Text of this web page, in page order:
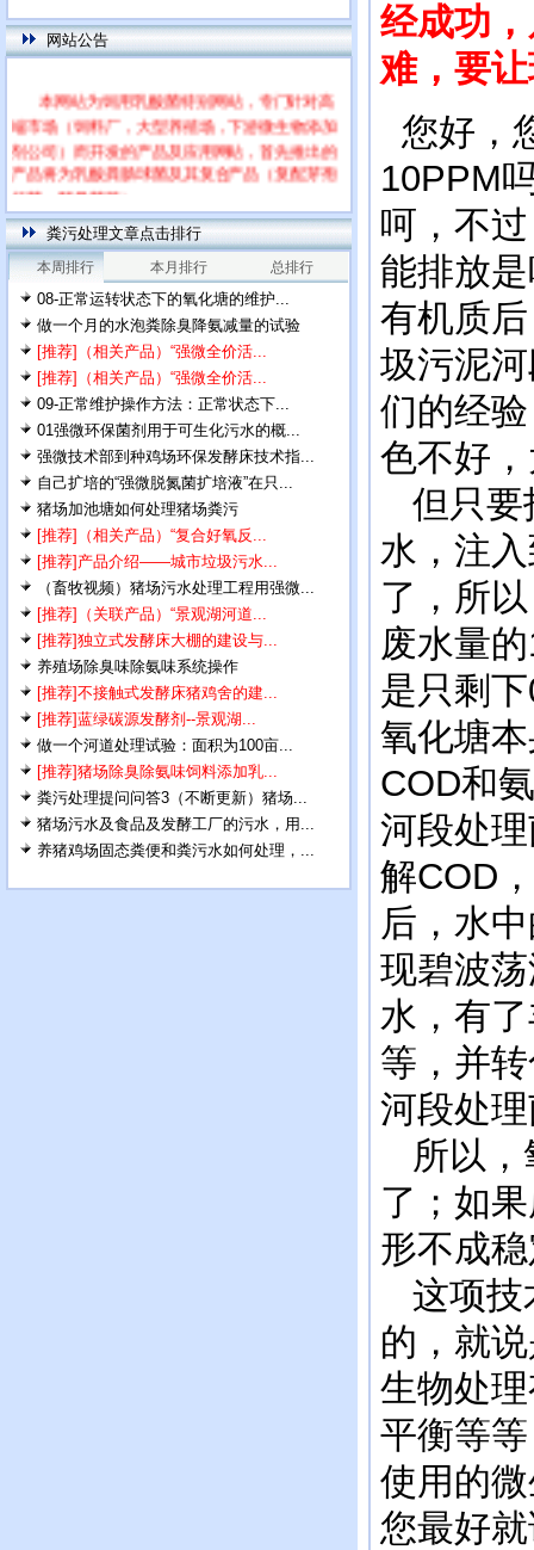
网站公告
本网站为饲用乳酸菌特别网站，专门针对高
端市场（饲料厂，大型养殖场，下游微生物添加
剂公司）而开发的产品及应用网站，首先推出的
产品将为乳酸粪肠球菌及其复合产品（复配芽孢
杆菌，酵母菌等）
每篇文章下面的网友评论只显示5条，要想看
全部评论，请点击网友评论框右上角的“更多”
粪污处理文章点击排行
本周排行 本月排行 总排行
08-正常运转状态下的氧化塘的维护...
做一个月的水泡粪除臭降氨减量的试验
[推荐]（相关产品）“强微全价活...
[推荐]（相关产品）“强微全价活...
09-正常维护操作方法：正常状态下...
01强微环保菌剂用于可生化污水的概...
强微技术部到种鸡场环保发酵床技术指...
自己扩培的“强微脱氮菌扩培液”在只...
猪场加池塘如何处理猪场粪污
[推荐]（相关产品）“复合好氧反...
[推荐]产品介绍——城市垃圾污水...
（畜牧视频）猪场污水处理工程用强微...
[推荐]（关联产品）“景观湖河道...
[推荐]独立式发酵床大棚的建设与...
养殖场除臭味除氨味系统操作
[推荐]不接触式发酵床猪鸡舍的建...
[推荐]蓝绿碳源发酵剂--景观湖...
做一个河道处理试验：面积为100亩...
[推荐]猪场除臭除氨味饲料添加乳...
粪污处理提问问答3（不断更新）猪场...
猪场污水及食品及发酵工厂的污水，用...
养猪鸡场固态粪便和粪污水如何处理，...
经成功
难，要
您好，
10PPM
呵，不
能排放
有机质
圾污泥
们的经
色不好
但只要
水，注
了，所
废水量
是只剩
氧化塘
COD和
河段处
解COD
后，水
现碧波
水，有
等，并
河段处
所以，
了；如
形不成
这项技
的，就
生物处
平衡等
使用的
您最好